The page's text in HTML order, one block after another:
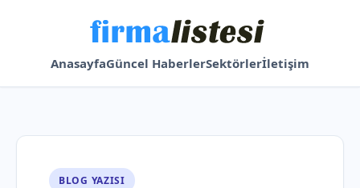
AnasayfaGüncel HaberlerSektörlerİletişim
BLOG YAZISI